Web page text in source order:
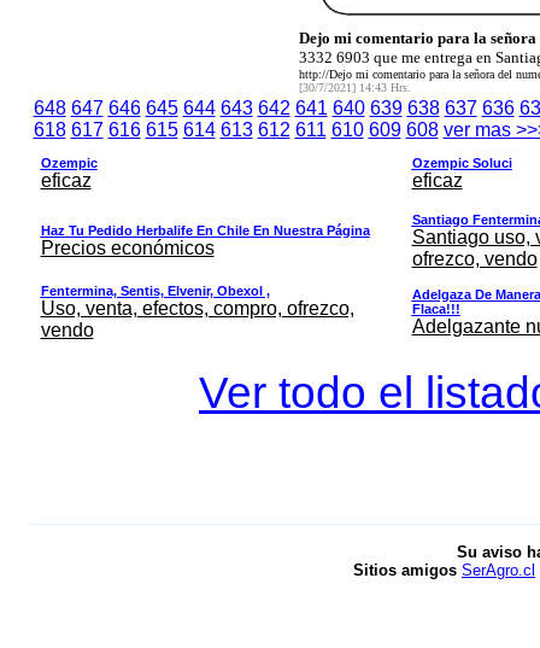
Dejo mi comentario para la
3332 6903 que me entrega en
http://Dejo mi comentario para la señora del
[30/7/2021] 14:43 Hrs.
648 647 646 645 644 643 642 641 640 639 638 637 636
618 617 616 615 614 613 612 611 610 609 608 ver mas
Ozempic
eficaz
Ozempic Soluci
eficaz
Haz Tu Pedido Herbalife En Chile En Nuestra Página
Precios económicos
Santiago
Santiago uso,
ofrezco, vendo
Fentermina, Sentis, Elvenir, Obexol ,
Uso, venta, efectos, compro, ofrezco,
vendo
Adelgaza De
Flaca!!!
Adelgazante
Ver todo el
Su aviso
Sitios amigos SerAgro.cl